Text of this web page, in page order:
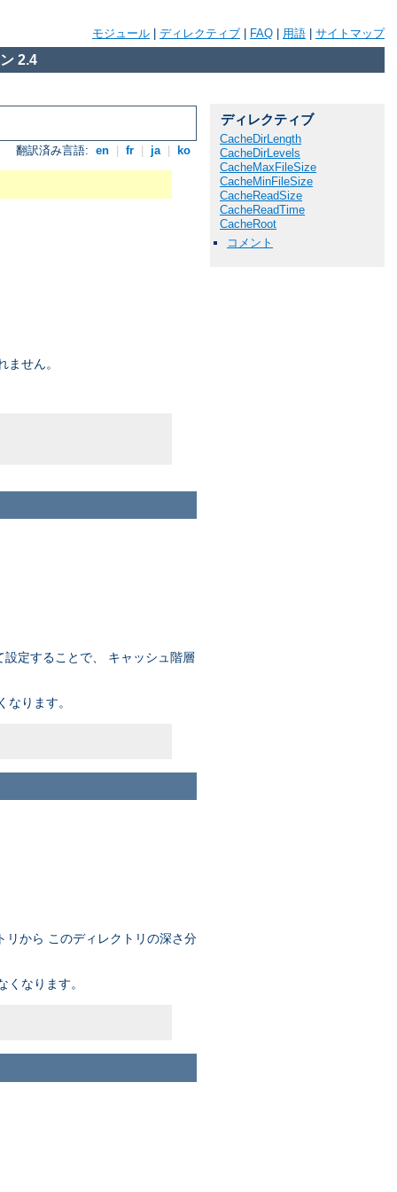
モジュール ディレクティブ FAQ 用語 サイトマップ
2.4
翻訳済み言語: en fr ja ko
せん。
ディレクティブ
CacheDirLength
CacheDirLevels
CacheMaxFileSize
CacheMinFileSize
CacheReadSize
CacheReadTime
CacheRoot
コメント
設定することで、 キャッシュ階層
ります。
リから このディレクトリの深さ分
なります。